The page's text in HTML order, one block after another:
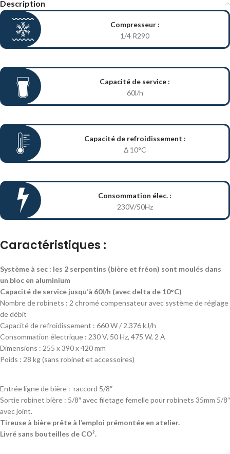
Description
Compresseur :
1/4 R290
Capacité de service :
60l/h
Capacité de refroidissement :
Δ 10°C
Consommation élec. :
230V/50Hz
Caractéristiques :
Système à sec : les 2 serpentins (bière et fréon) sont moulés dans
un bloc en aluminium
Capacité de service jusqu’à 60l/h (avec delta de 10°C)
Nombre de robinets : 2 chromé compensateur avec système de réglage
de débit
Capacité de refroidissement : 660 W / 2.376 kJ/h
Consommation électrique : 230 V, 50 Hz, 475 W, 2 A
Dimensions : 255 x 390 x 420 mm
Poids : 28 kg (sans robinet et accessoires)
Entrée ligne de bière : raccord 5/8″
Sortie robinet bière : 5/8″ avec filetage femelle pour robinets 35mm 5/8″
avec joint.
Tireuse à bière prête à l’emploi prémontée en atelier.
Livré sans bouteilles de CO².